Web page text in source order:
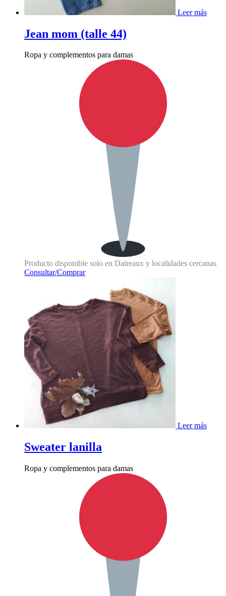
Leer más
Jean mom (talle 44)
Ropa y complementos para damas
Producto disponible solo en Daireaux y localidades cercanas
Consultar/Comprar
Leer más
Sweater lanilla
Ropa y complementos para damas